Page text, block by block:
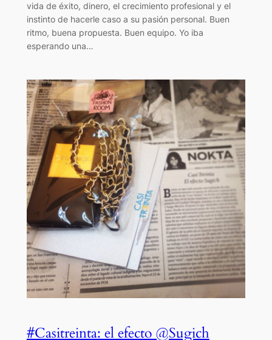
vida de éxito, dinero, el crecimiento profesional y el
instinto de hacerle caso a su pasión personal. Buen
ritmo, buena propuesta. Buen equipo. Yo iba
esperando una…
#Casitreinta: el efecto @Sugich